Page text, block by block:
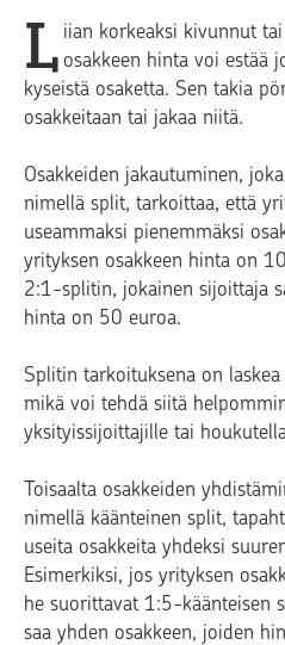
L iian korkeaksi kivunnut
osakkeen hinta voi estää
kyseistä osaketta. Sen takia
osakkeitaan tai jakaa niitä.
Osakkeiden jakautuminen,
nimellä split, tarkoittaa, että
useammaksi pienemmäksi
yrityksen osakkeen hinta on
2:1-splitin, jokainen sijoittaja
hinta on 50 euroa.
Splitin tarkoituksena on
mikä voi tehdä siitä
yksityissijoittajille tai
Toisaalta osakkeiden
nimellä käänteinen split,
useita osakkeita yhdeksi
Esimerkiksi, jos yrityksen
he suorittavat 1:5-käänteisen
saa yhden osakkeen, joiden